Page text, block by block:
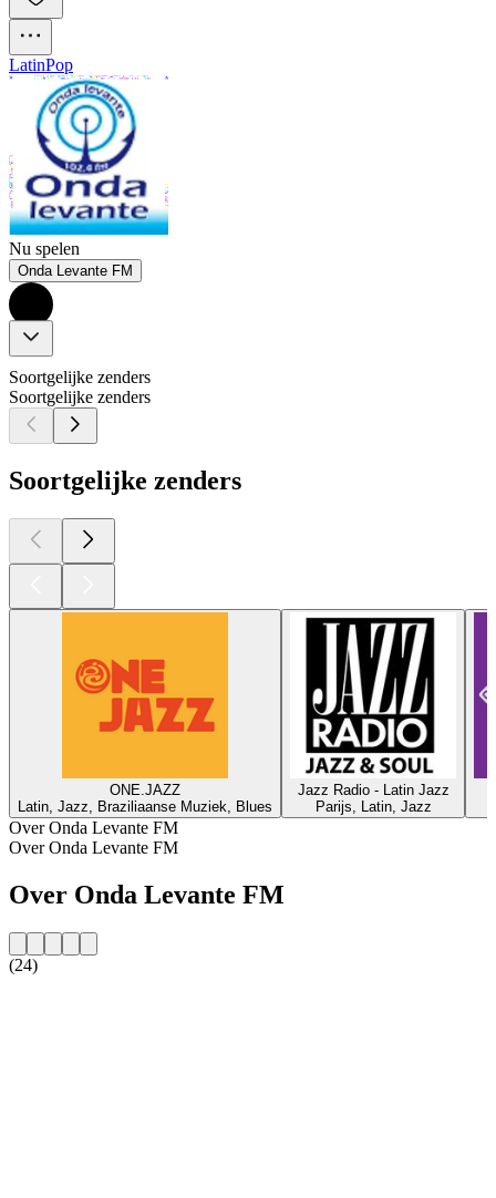
LatinPop
Nu spelen
Onda Levante FM
Soortgelijke zenders
Soortgelijke zenders
Soortgelijke zenders
ONE.JAZZ
Latin, Jazz, Braziliaanse Muziek, Blues
Jazz Radio - Latin Jazz
Parijs, Latin, Jazz
Over Onda Levante FM
Over Onda Levante FM
Over Onda Levante FM
(24)